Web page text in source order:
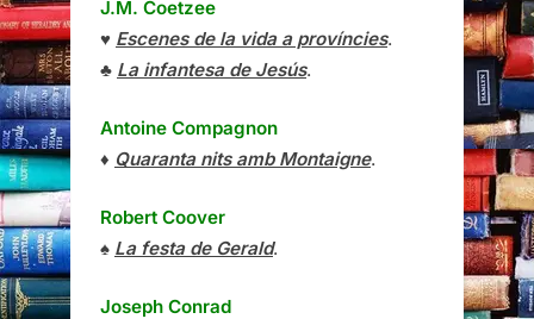
J.M. Coetzee
♥ Escenes de la vida a províncies.
♣ La infantesa de Jesús.
Antoine Compagnon
♦ Quaranta nits amb Montaigne.
Robert Coover
♠ La festa de Gerald.
Joseph Conrad